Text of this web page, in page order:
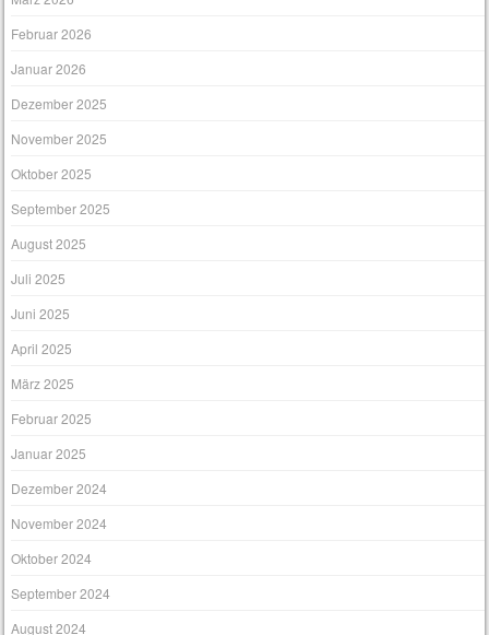
Februar 2026
Januar 2026
Dezember 2025
November 2025
Oktober 2025
September 2025
August 2025
Juli 2025
Juni 2025
April 2025
März 2025
Februar 2025
Januar 2025
Dezember 2024
November 2024
Oktober 2024
September 2024
August 2024